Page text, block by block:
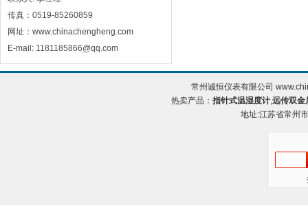
传真：0519-85260859
网址：www.chinachengheng.com
E-mail: 1181185866@qq.com
常州诚恒仪表有限公司
热卖产品：指针式温湿度计,远传双金
地址:江苏省常州